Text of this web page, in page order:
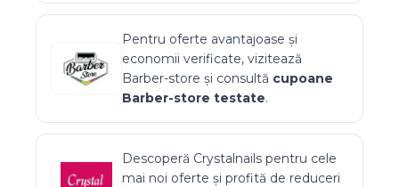
Pentru oferte avantajoase și
economii verificate, vizitează
Barber-store și consultă cupoane
Barber-store testate.
Descoperă Crystalnails pentru cele
mai noi oferte și profită de reduceri